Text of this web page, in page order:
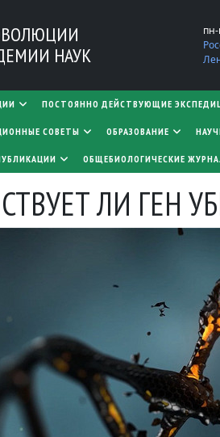
НАУК
ПОСТОЯННО ДЕЙСТВУЮЩИЕ
СОВЕТЫ ОБРАЗОВАНИЕ
ОБЩЕБИОЛОГИЧЕСКИЕ
ЛИ ГЕН